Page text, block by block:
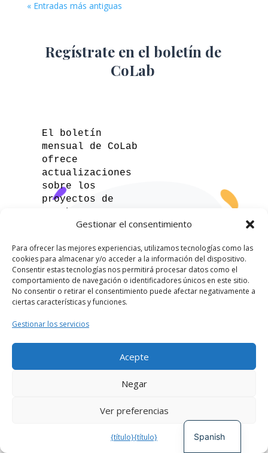
Gestionar el consentimiento
Para ofrecer las mejores experiencias, utilizamos tecnologías como las
cookies para almacenar y/o acceder a la información del dispositivo.
Consentir estas tecnologías nos permitirá procesar datos como el
comportamiento de navegación o identificadores únicos en este sitio.
No consentir o retirar el consentimiento puede afectar negativamente a
ciertas características y funciones.
Gestionar los servicios
Acepte
Negar
Ver preferencias
{título}{título}
« Entradas más antiguas
Regístrate en el boletín de
CoLab
El boletín
mensual de CoLab
ofrece
actualizaciones
sobre los
proyectos de
proyectos de
base de nuestra
red aliada,
incluye
artículos sobre
diversidad y
y más.
spam! Lee
política
Spanish